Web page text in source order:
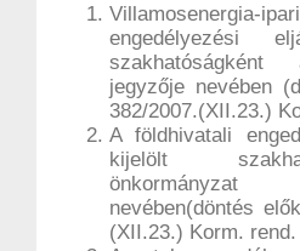
engedélyezési
szakhatóságként
jegyzője nevében
382/2007.(XII.23.)
A földhivatali
kijelölt
nevében(döntés
(XII.23.) Korm.